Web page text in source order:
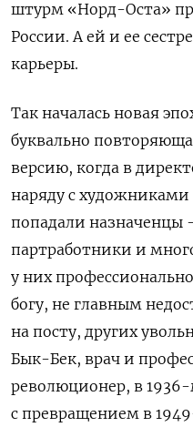
штурм «Норд-Оста»
России. А ей и ее
карьеры.
Так началась новая
буквально
версию, когда в
наряду с художниками
попадали
партработники и
у них
богу, не главным
на посту, других
Бык-Бек, врач и
революционер, в
с превращением в